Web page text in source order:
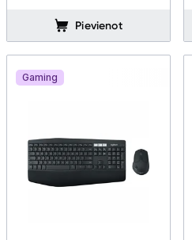
Pievienot
Gaming